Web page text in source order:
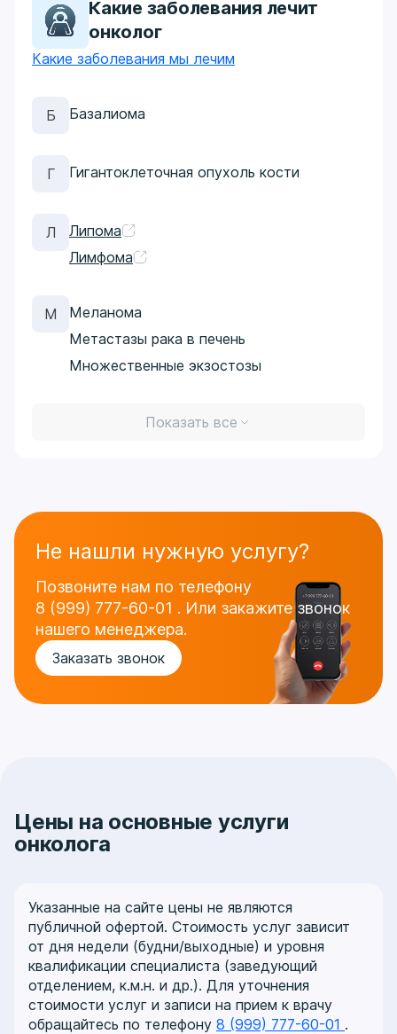
Какие заболевания лечит
онколог
Какие заболевания мы лечим
Б Базалиома
Г Гигантоклеточная опухоль кости
Л
Липома
Лимфома
М
Меланома
Метастазы рака в печень
Множественные экзостозы
Показать все
Заказать звонок
Не нашли нужную услугу?
Позвоните нам по телефону
8 (999) 777-60-01 . Или закажите звонок
нашего менеджера.
Цены на основные услуги
онколога
Указанные на сайте цены не являются
публичной офертой. Стоимость услуг зависит
от дня недели (будни/выходные) и уровня
квалификации специалиста (заведующий
отделением, к.м.н. и др.). Для уточнения
стоимости услуг и записи на прием к врачу
обращайтесь по телефону 8 (999) 777-60-01 .